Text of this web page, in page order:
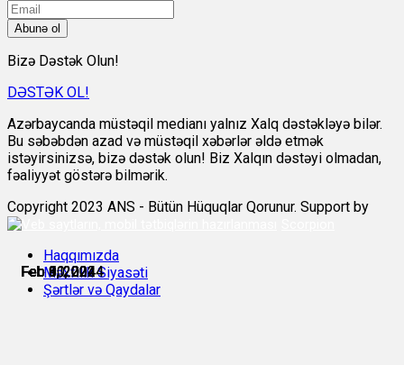
Feb 5, 2024
Feb 6, 2024
Feb 8, 2024
Feb 9, 2024
Feb 10, 2024
Feb 11, 2024
Abunə ol
Bizə Dəstək Olun!
DƏSTƏK OL!
Azərbaycanda müstəqil medianı yalnız Xalq dəstəkləyə bilər.
Bu səbəbdən azad və müstəqil xəbərlər əldə etmək
istəyirsinizsə, bizə dəstək olun! Biz Xalqın dəstəyi olmadan,
fəaliyyət göstərə bilmərik.
Copyright 2023 ANS - Bütün Hüquqlar Qorunur. Support by
Haqqımızda
Məxfilik Siyasəti
Şərtlər və Qaydalar